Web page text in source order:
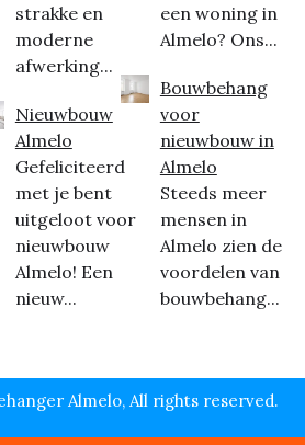
strakke en
moderne
afwerking...
Nieuwbouw
Almelo
Gefeliciteerd
met je bent
uitgeloot voor
nieuwbouw
Almelo! Een
nieuw...
een woning in
Almelo? Ons...
Bouwbehang
voor
nieuwbouw in
Almelo
Steeds meer
mensen in
Almelo zien de
voordelen van
bouwbehang...
Almelo, All rights reserved.